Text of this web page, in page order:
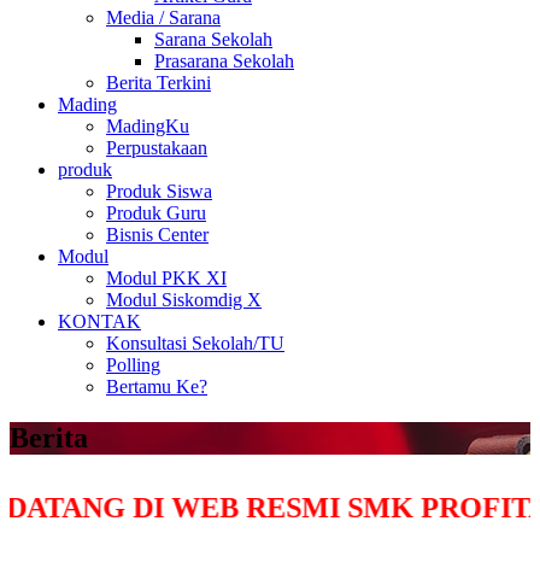
Media / Sarana
Sarana Sekolah
Prasarana Sekolah
Berita Terkini
Mading
MadingKu
Perpustakaan
produk
Produk Siswa
Produk Guru
Bisnis Center
Modul
Modul PKK XI
Modul Siskomdig X
KONTAK
Konsultasi Sekolah/TU
Polling
Bertamu Ke?
Berita
WEB RESMI SMK PROFITA